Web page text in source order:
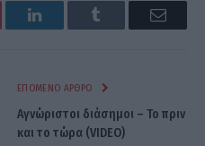
LinkedInTumblr Email
ΕΠΌΜΕΝΟ ΆΡΘΡΟ
Αγνώριστοι διάσημοι – Το πριν
και το τώρα (VIDEO)